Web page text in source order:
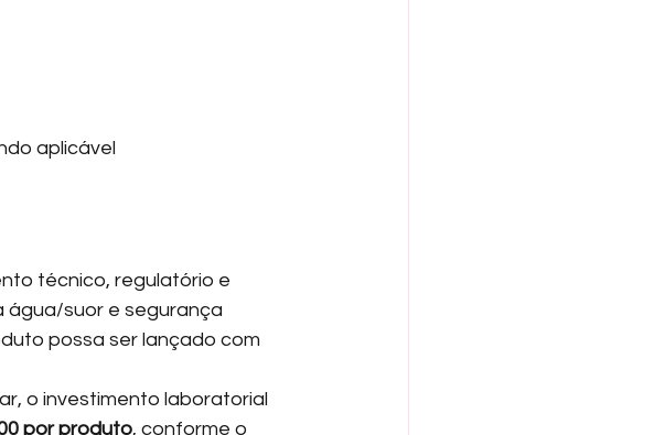
aplicável
técnico, regulatório e
água/suor e segurança
possa ser lançado com
o investimento laboratorial
por produto, conforme o